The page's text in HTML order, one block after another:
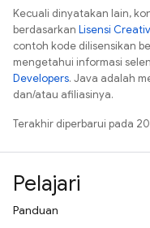
Kecuali dinyatakan lain,
berdasarkan Lisensi
contoh kode dilisensikan
mengetahui informasi
Developers. Java adalah
dan/atau afiliasinya.
Terakhir diperbarui pada
Pelajari
Panduan